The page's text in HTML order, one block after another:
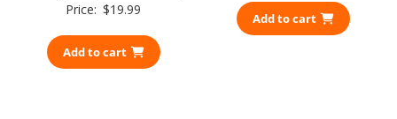
Price: $19.99
Add to cart
Add to cart